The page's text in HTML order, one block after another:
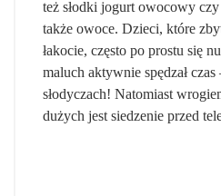
też słodki jogurt owocowy
także owoce. Dzieci, które
łakocie, często po prostu się
maluch aktywnie spędzał
słodyczach! Natomiast
dużych jest siedzenie przed